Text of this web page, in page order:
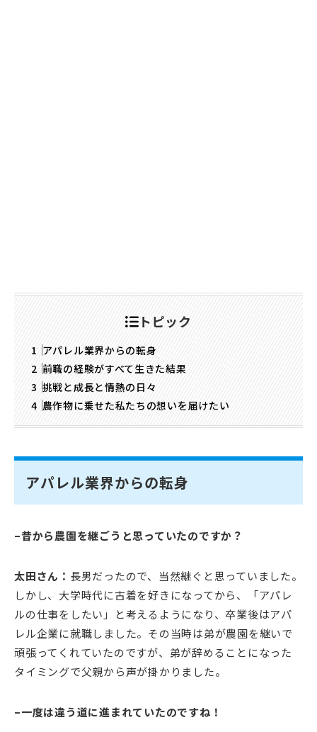
トピック
アパレル業界からの転身
前職の経験がすべて生きた結果
挑戦と成長と情熱の日々
農作物に乗せた私たちの想いを届けたい
アパレル業界からの転身
–昔から農園を継ごうと思っていたのですか？
太田さん： 長男だったので、当然継ぐと思っていました。
しかし、大学時代に古着を好きになってから、「アパレ
ルの仕事をしたい」と考えるようになり、卒業後はアパ
レル企業に就職しました。その当時は弟が農園を継いで
頑張ってくれていたのですが、弟が辞めることになった
タイミングで父親から声が掛かりました。
–一度は違う道に進まれていたのですね！